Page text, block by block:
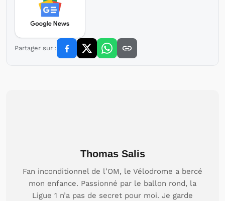
Partager sur :
Thomas Salis
Fan inconditionnel de l’OM, le Vélodrome a bercé
mon enfance. Passionné par le ballon rond, la
Ligue 1 n’a pas de secret pour moi. Je garde